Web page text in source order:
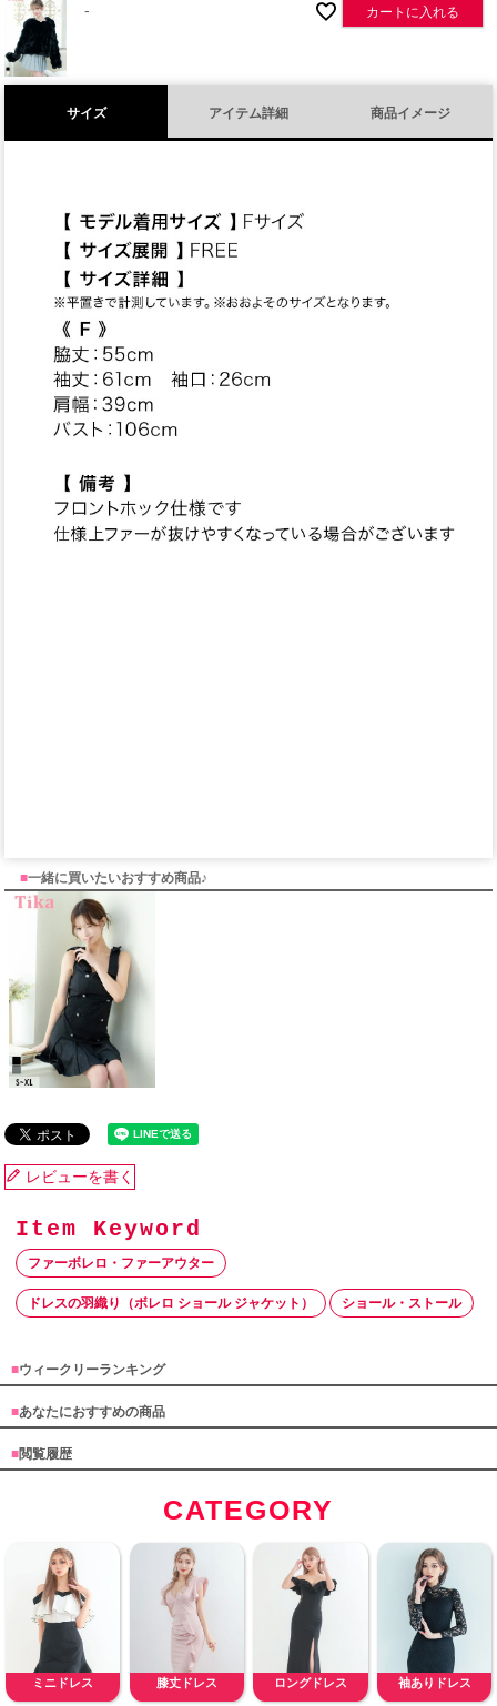
- カートに入れる
サイズ アイテム詳細 商品イメージ
■一緒に買いたいおすすめ商品♪
レビューを書く
ファーボレロ・ファーアウター
ドレスの羽織り（ボレロ ショール ジャケット） ショール・ストール
■ウィークリーランキング
■あなたにおすすめの商品
■閲覧履歴
CATEGORY
ミニドレス 膝丈ドレス ロングドレス 袖ありドレス